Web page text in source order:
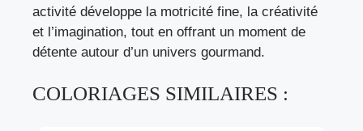
activité développe la motricité fine, la créativité
et l’imagination, tout en offrant un moment de
détente autour d’un univers gourmand.
COLORIAGES SIMILAIRES :